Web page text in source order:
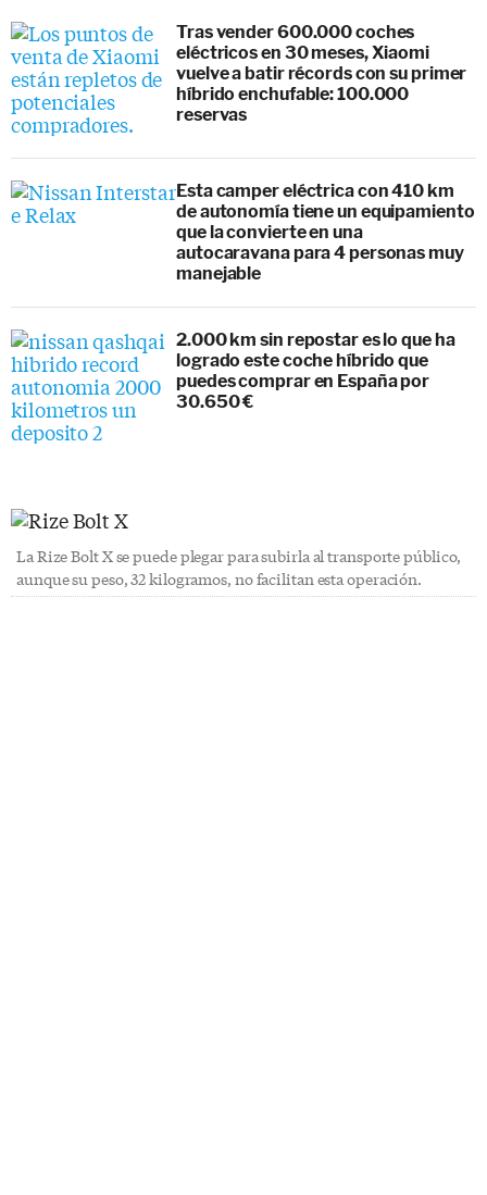
Tras vender 600.000 coches
eléctricos en 30 meses, Xiaomi
vuelve a batir récords con su primer
híbrido enchufable: 100.000
reservas
Esta camper eléctrica con 410 km
de autonomía tiene un equipamiento
que la convierte en una
autocaravana para 4 personas muy
manejable
2.000 km sin repostar es lo que ha
logrado este coche híbrido que
puedes comprar en España por
30.650 €
La Rize Bolt X se puede plegar para subirla al transporte público,
aunque su peso, 32 kilogramos, no facilitan esta operación.